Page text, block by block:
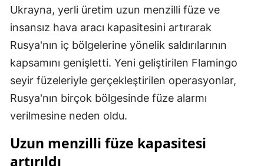
Gümüşhane
Hakkari
Hatay
Isparta
Mersin
İstanbul
Ukrayna, yerli üretim uzun menzilli füze ve
insansız hava aracı kapasitesini artırarak
Rusya'nın iç bölgelerine yönelik saldırılarının
kapsamını genişletti. Yeni geliştirilen Flamingo
seyir füzeleriyle gerçekleştirilen operasyonlar,
Rusya'nın birçok bölgesinde füze alarmı
verilmesine neden oldu.
Uzun menzilli füze kapasitesi
artırıldı